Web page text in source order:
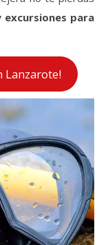
excursiones para
Lanzarote!